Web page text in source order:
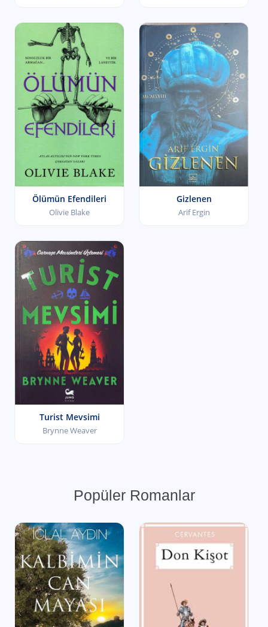
Ölümün Efendileri
Olivie Blake
Gizlenen
Arif Ergin
Turist Mevsimi
Brynne Weaver
Popüler Romanlar